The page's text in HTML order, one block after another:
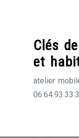
Clés
et
atelier